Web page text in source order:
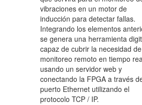
vibraciones en un motor de
inducción para detectar fallas.
Integrando los elementos
se genera una herramienta
capaz de cubrir la necesidad de
monitoreo remoto en tiempo
usando un servidor web y
conectando la FPGA a través
puerto Ethernet utilizando el
protocolo TCP / IP.